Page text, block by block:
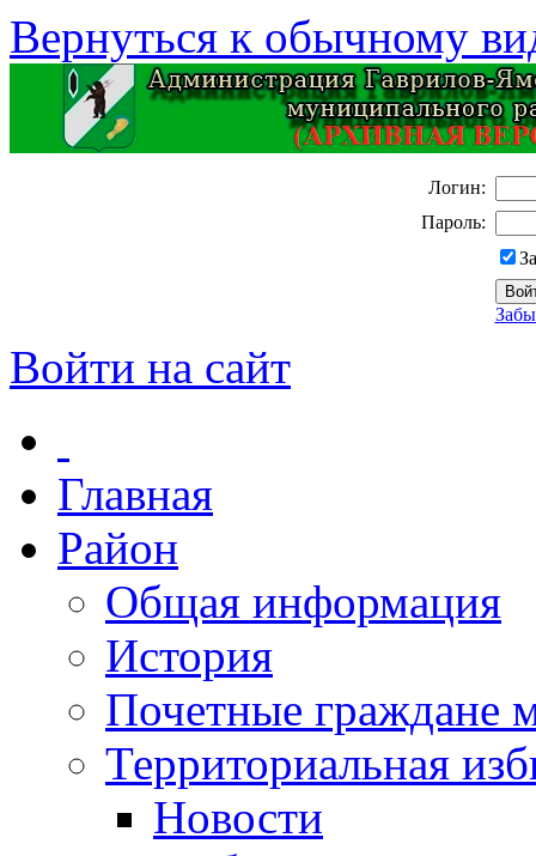
Вернуться к обычному
Логин:
Пароль:
Войти на сайт
Главная
Район
Общая информация
История
Почетные граждане
Территориальная
Новости